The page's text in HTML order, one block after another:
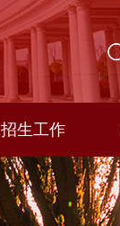
招生工作